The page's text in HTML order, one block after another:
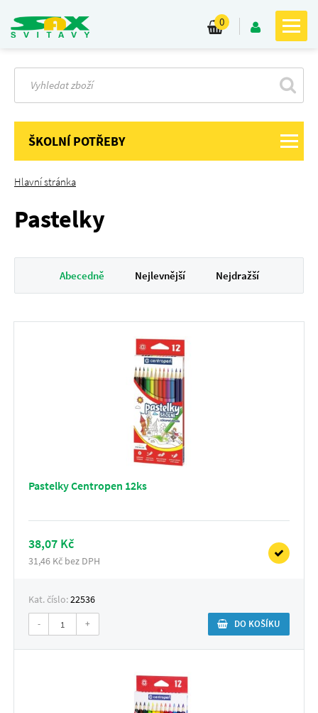
0
ŠKOLNÍ POTŘEBY
Hlavní stránka
Pastelky
Abecedně Nejlevnější Nejdražší
Pastelky Centropen 12ks
38,07 Kč
31,46 Kč bez DPH
Kat. číslo:22536
- + DO KOŠÍKU